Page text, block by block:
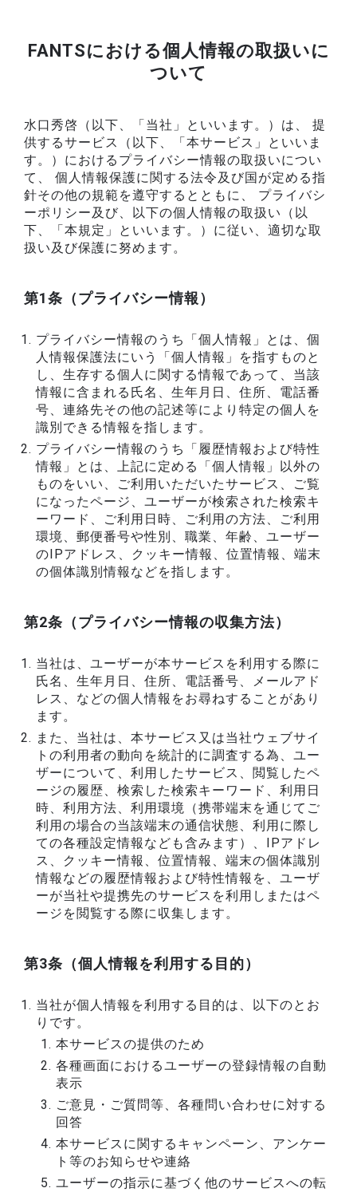
FANTSにおける個人情報の取扱いに
ついて
水口秀啓（以下、「当社」といいます。）は、 提
供するサービス（以下、「本サービス」といいま
す。）におけるプライバシー情報の取扱いについ
て、 個人情報保護に関する法令及び国が定める指
針その他の規範を遵守するとともに、 プライバシ
ーポリシー及び、以下の個人情報の取扱い（以
下、「本規定」といいます。）に従い、適切な取
扱い及び保護に努めます。
第1条（プライバシー情報）
プライバシー情報のうち「個人情報」とは、個
人情報保護法にいう「個人情報」を指すものと
し、生存する個人に関する情報であって、当該
情報に含まれる氏名、生年月日、住所、電話番
号、連絡先その他の記述等により特定の個人を
識別できる情報を指します。
プライバシー情報のうち「履歴情報および特性
情報」とは、上記に定める「個人情報」以外の
ものをいい、ご利用いただいたサービス、ご覧
になったページ、ユーザーが検索された検索キ
ーワード、ご利用日時、ご利用の方法、ご利用
環境、郵便番号や性別、職業、年齢、ユーザー
のIPアドレス、クッキー情報、位置情報、端末
の個体識別情報などを指します。
第2条（プライバシー情報の収集方法）
当社は、ユーザーが本サービスを利用する際に
氏名、生年月日、住所、電話番号、メールアド
レス、などの個人情報をお尋ねすることがあり
ます。
また、当社は、本サービス又は当社ウェブサイ
トの利用者の動向を統計的に調査する為、ユー
ザーについて、利用したサービス、閲覧したペ
ージの履歴、検索した検索キーワード、利用日
時、利用方法、利用環境（携帯端末を通じてご
利用の場合の当該端末の通信状態、利用に際し
ての各種設定情報なども含みます）、IPアドレ
ス、クッキー情報、位置情報、端末の個体識別
情報などの履歴情報および特性情報を、ユーザ
ーが当社や提携先のサービスを利用しまたはペ
ージを閲覧する際に収集します。
第3条（個人情報を利用する目的）
当社が個人情報を利用する目的は、以下のとお
りです。
本サービスの提供のため
各種画面におけるユーザーの登録情報の自動
表示
ご意見・ご質問等、各種問い合わせに対する
回答
本サービスに関するキャンペーン、アンケー
ト等のお知らせや連絡
ユーザーの指示に基づく他のサービスへの転